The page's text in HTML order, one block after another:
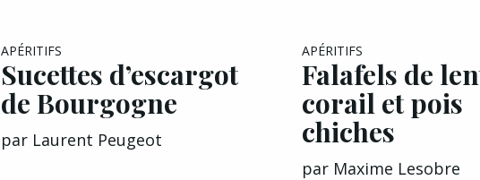
APÉRITIFS
Sucettes d’escargot
de Bourgogne
par Laurent Peugeot
APÉRITIFS
Falafels de
corail et pois
chiches
par Maxime Lesobre